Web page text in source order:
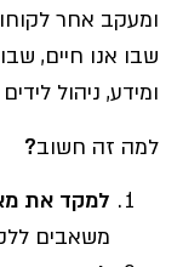
ומעקב אחר
שבו אנו חיים,
ומידע, ניהול
למה זה חשוב?
למקד את
משאבים